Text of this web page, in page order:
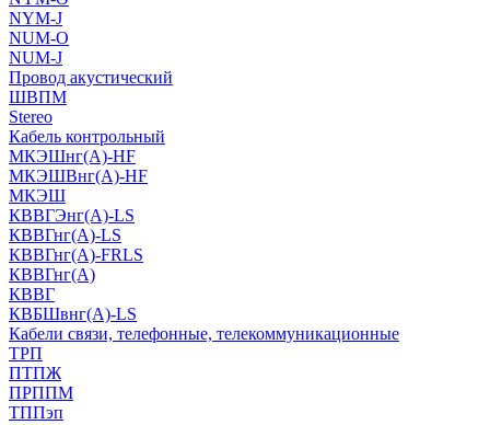
NYM-J
NUM-О
NUM-J
Провод акустический
ШВПМ
Stereo
Кабель контрольный
МКЭШнг(A)-HF
МКЭШВнг(А)-HF
МКЭШ
КВВГЭнг(А)-LS
КВВГнг(А)-LS
КВВГнг(А)-FRLS
КВВГнг(А)
КВВГ
КВБШвнг(А)-LS
Кабели связи, телефонные, телекоммуникационные
ТРП
ПТПЖ
ПРППМ
ТППэп